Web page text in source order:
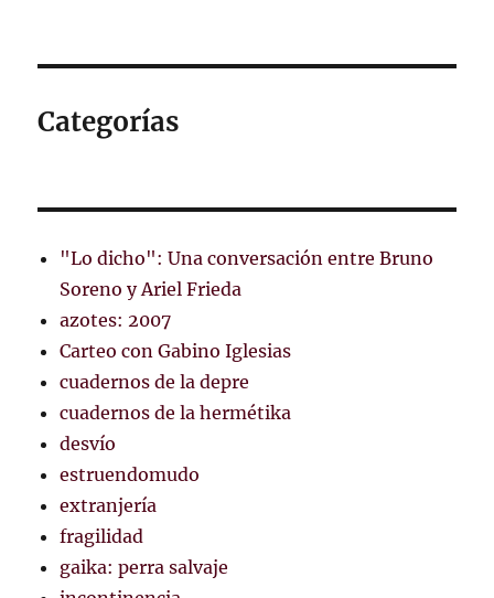
Categorías
"Lo dicho": Una conversación entre Bruno
Soreno y Ariel Frieda
azotes: 2007
Carteo con Gabino Iglesias
cuadernos de la depre
cuadernos de la hermétika
desvío
estruendomudo
extranjería
fragilidad
gaika: perra salvaje